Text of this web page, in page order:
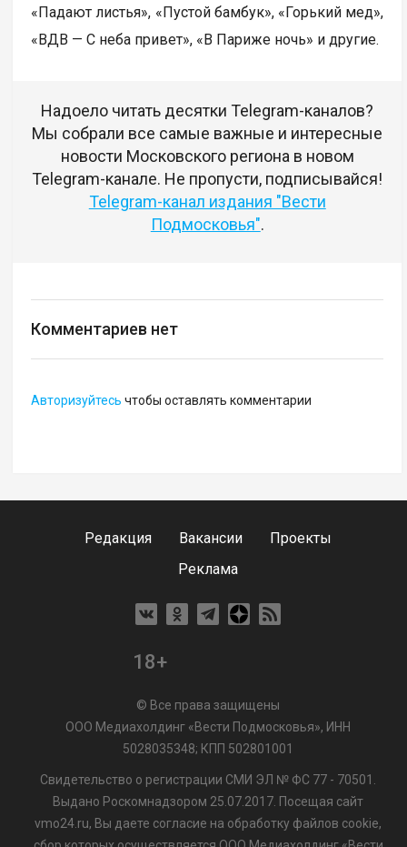
«Падают листья», «Пустой бамбук», «Горький мед»,
«ВДВ — С неба привет», «В Париже ночь» и другие.
Надоело читать десятки Telegram-каналов?
Мы собрали все самые важные и интересные
новости Московского региона в новом
Telegram-канале. Не пропусти, подписывайся!
Telegram-канал издания "Вести
Подмосковья".
Комментариев нет
Авторизуйтесь чтобы оставлять комментарии
Редакция Вакансии
Проекты
Реклама
18+
© Все права защищены
ООО Медиахолдинг «Вести Подмосковья», ИНН
5028035348; КПП 502801001
Свидетельство о регистрации СМИ ЭЛ № ФС 77 - 70501.
Выдано Роскомнадзором 25.07.2017. Посещая сайт
vmo24.ru, Вы даете согласие на обработку файлов cookie,